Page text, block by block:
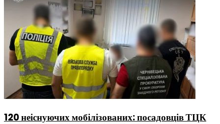
120 неіснуючих мобілізованих: посадовців ТЦК